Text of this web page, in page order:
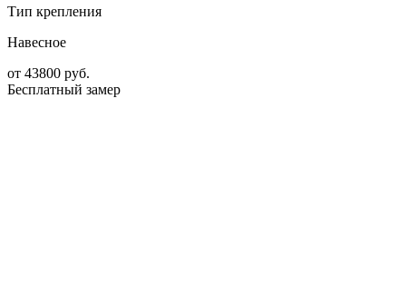
Тип крепления
Навесное
от 43800 руб.
Бесплатный замер